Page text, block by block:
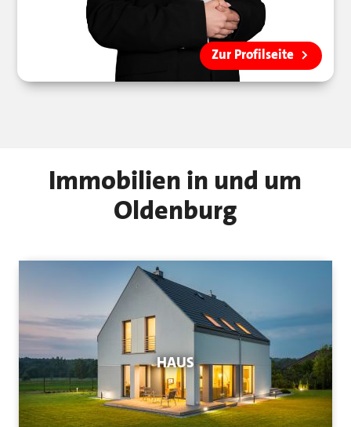
Zur Profilseite
Immobilien in und um
Oldenburg
HAUS